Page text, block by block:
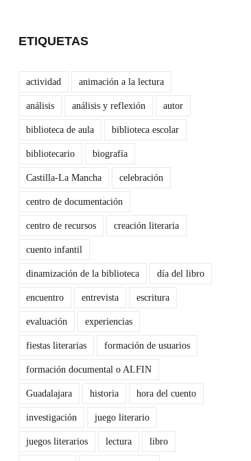
ETIQUETAS
actividad animación a la lectura
análisis análisis y reflexión autor
biblioteca de aula biblioteca escolar
bibliotecario biografía
Castilla-La Mancha celebración
centro de documentación
centro de recursos creación literaria
cuento infantil
dinamización de la biblioteca día del libro
encuentro entrevista escritura
evaluación experiencias
fiestas literarias formación de usuarios
formación documental o ALFIN
Guadalajara historia hora del cuento
investigación juego literario
juegos literarios lectura libro